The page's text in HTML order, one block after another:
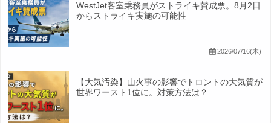
WestJet客室乗務員がストライキ賛成票。8月2日
からストライキ実施の可能性
2026/07/16(木)
【大気汚染】山火事の影響でトロントの大気質が
世界ワースト1位に。対策方法は？